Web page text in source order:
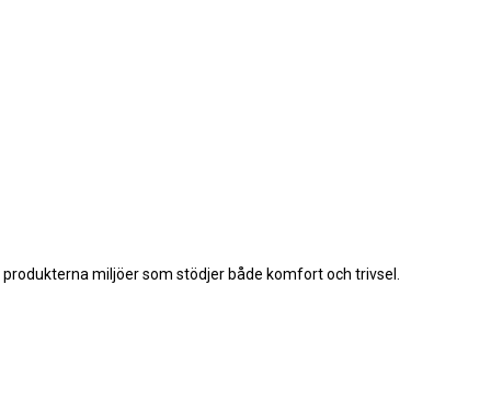
miljöer som stödjer både komfort och trivsel.